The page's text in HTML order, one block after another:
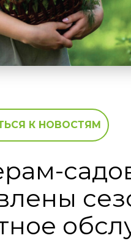
К НОВОСТЯМ